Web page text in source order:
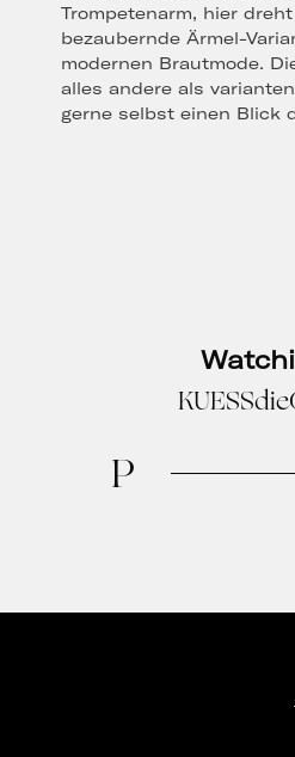
Trompetenarm, hier
bezaubernde Ärmel-
modernen Brautmode.
alles andere als
gerne selbst einen Blick
P